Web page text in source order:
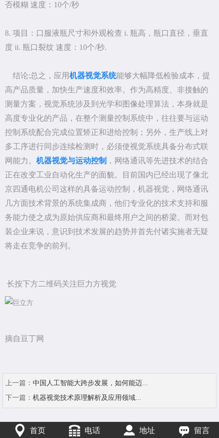
否模糊 速度：10个/秒
8. 项目：口服液瓶尺寸和外观检查 i. 瓶高，瓶口直径，垂直
度 ii. 瓶口裂纹 速度：10个/秒.
结论:总之，应用机器视觉系统能够大幅降低检验成本，提
高产品质量，加快生产速度和效率。作为高精度、非接触的
测量方案，视觉系统涉及到光学和图像处理算法，本身就是
高度专业化的产品，在整个测量控制系统中，往往要与运动
控制系统配合完成位置矫正和进给控制；另外，生产线上对
多工序进行同步连续检测时，必须使视觉系统具备分布式联
网能力。 机器视觉与运动控制 ，网络通讯等先进技术的结合
正在改变工业自动化生产的面貌。目前国内已经出现了像北
京四通电机公司这样的具备运动控制，机器视觉，网络通讯
几方面技术背景的系统集成商，他们专业化的技术支持和服
务能力使之成为原始供应商和最终用户之间的桥梁。而对包
装企业来说，意识到技术发展的趋势并首先付诸实施者无疑
将走在竞争的前列。
长按下方二维码关注巨力方视觉
摘自豆丁网
上一篇： 中国人工智能大跨步发展，如何能迈...
下一篇： 机器视觉技术原理解析及应用领域...
首页 电话 地址 留言